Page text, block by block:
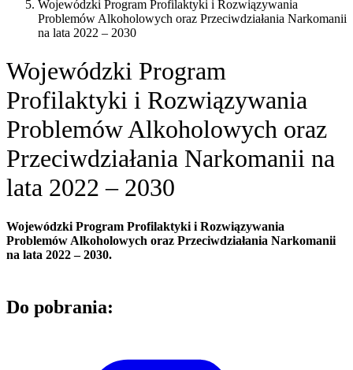
Wojewódzki Program Profilaktyki i Rozwiązywania
Problemów Alkoholowych oraz Przeciwdziałania Narkomanii
na lata 2022 – 2030
Wojewódzki Program
Profilaktyki i Rozwiązywania
Problemów Alkoholowych oraz
Przeciwdziałania Narkomanii na
lata 2022 – 2030
Wojewódzki Program Profilaktyki i Rozwiązywania
Problemów Alkoholowych oraz Przeciwdziałania Narkomanii
na lata 2022 – 2030.
Do pobrania: